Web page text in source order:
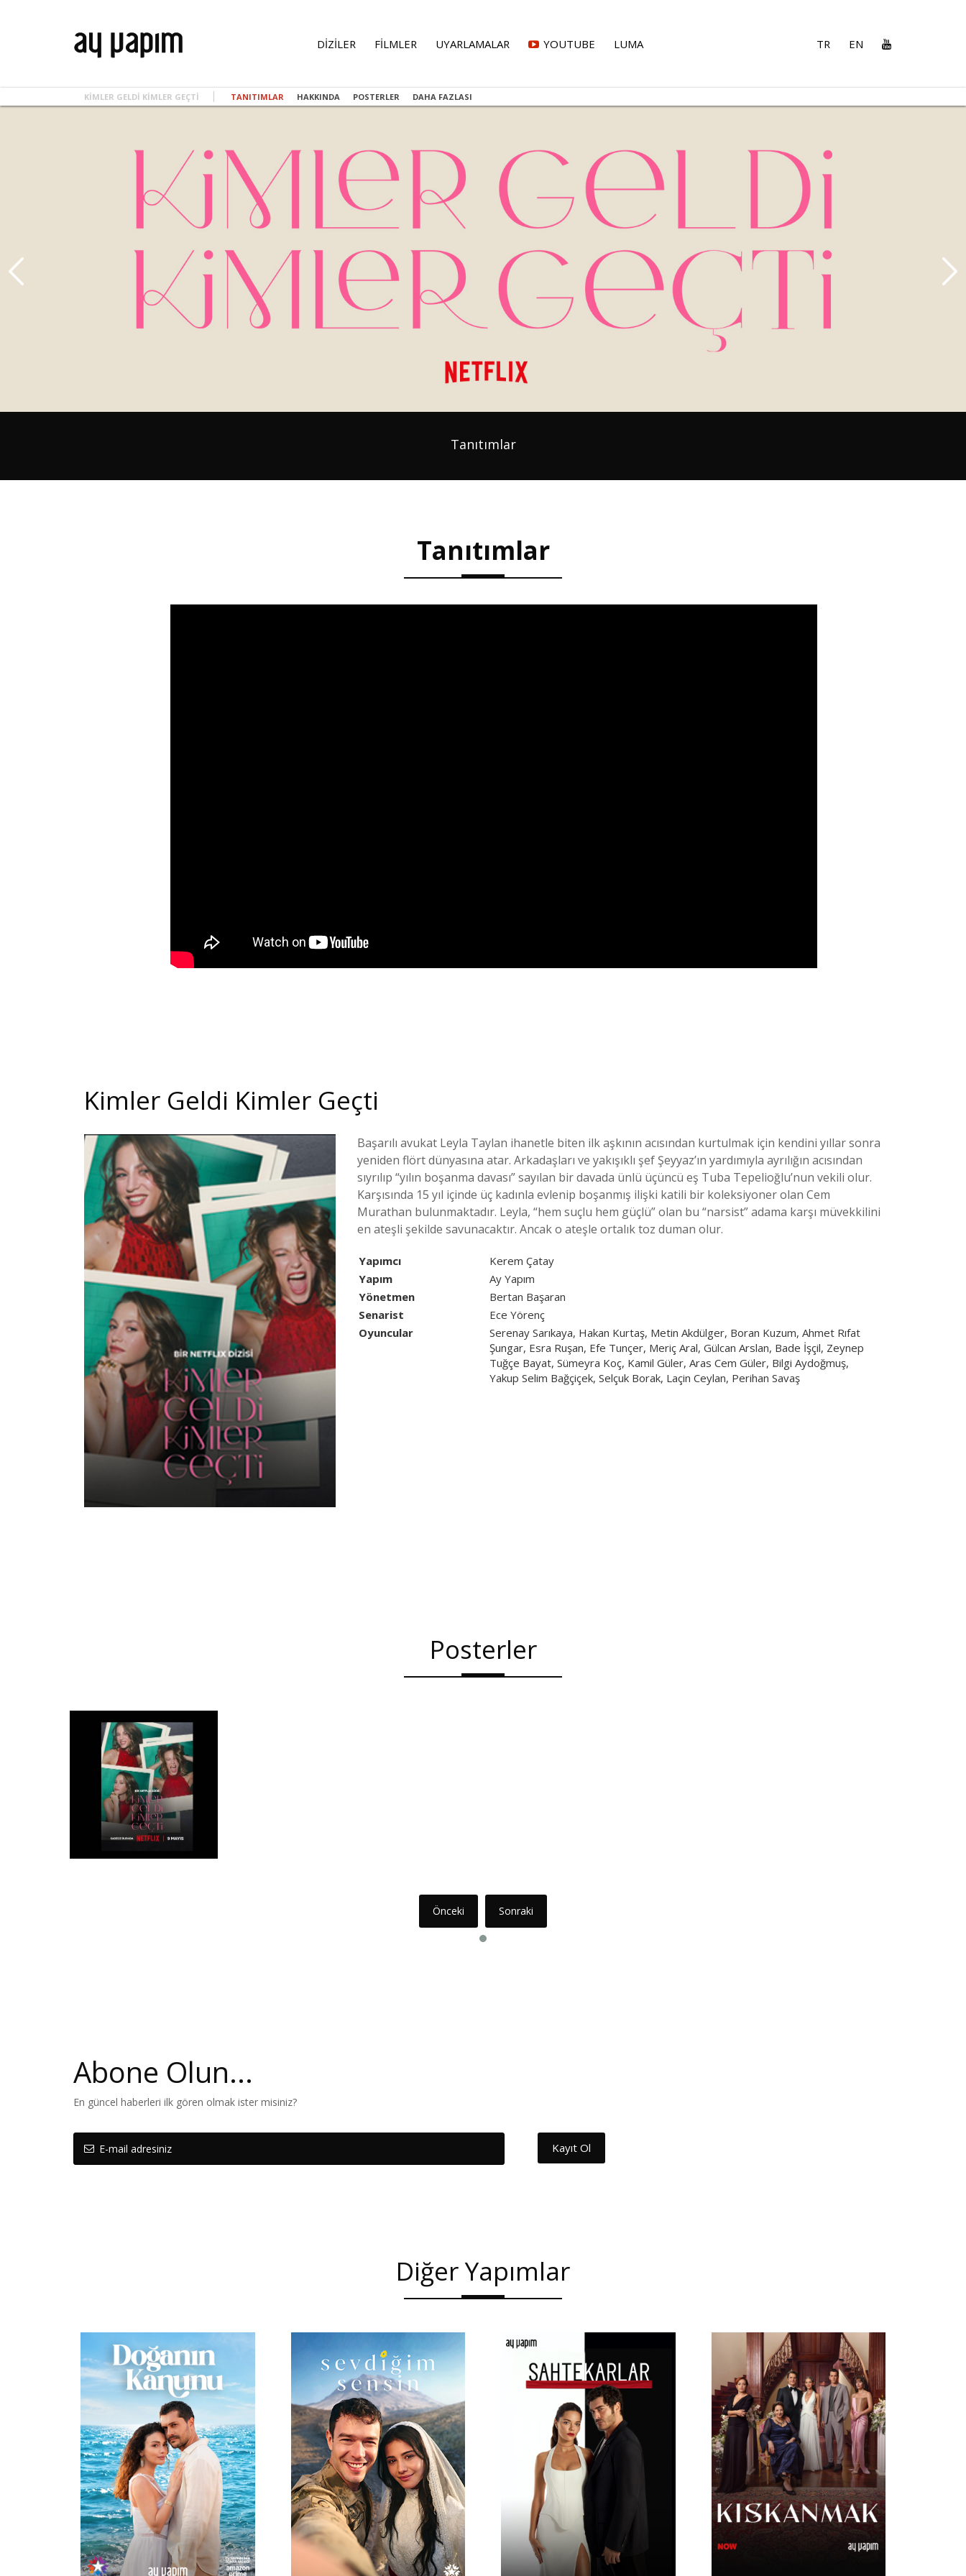
DİZİLER FİLMLER UYARLAMALAR YOUTUBE LUMA TR EN
KIMLER GELDI KIMLER GEÇTI TANITIMLAR HAKKINDA POSTERLER DAHA FAZLASI
Tanıtımlar
Tanıtımlar
Kimler Geldi Kimler Geçti
Başarılı avukat Leyla Taylan ihanetle biten ilk aşkının acısından kurtulmak için kendini yıllar sonra
yeniden flört dünyasına atar. Arkadaşları ve yakışıklı şef Şeyyaz’ın yardımıyla ayrılığın acısından
sıyrılıp “yılın boşanma davası” sayılan bir davada ünlü üçüncü eş Tuba Tepelioğlu’nun vekili olur.
Karşısında 15 yıl içinde üç kadınla evlenip boşanmış ilişki katili bir koleksiyoner olan Cem
Murathan bulunmaktadır. Leyla, “hem suçlu hem güçlü” olan bu “narsist” adama karşı müvekkilini
en ateşli şekilde savunacaktır. Ancak o ateşle ortalık toz duman olur.
Yapımcı
Kerem Çatay
Yapım
Ay Yapım
Yönetmen
Bertan Başaran
Senarist
Ece Yörenç
Oyuncular
Serenay Sarıkaya, Hakan Kurtaş, Metin Akdülger, Boran Kuzum, Ahmet Rıfat
Şungar, Esra Ruşan, Efe Tunçer, Meriç Aral, Gülcan Arslan, Bade İşçil, Zeynep
Tuğçe Bayat, Sümeyra Koç, Kamil Güler, Aras Cem Güler, Bilgi Aydoğmuş,
Yakup Selim Bağçiçek, Selçuk Borak, Laçin Ceylan, Perihan Savaş
Posterler
Önceki Sonraki
Abone Olun...
En güncel haberleri ilk gören olmak ister misiniz?
Kayıt Ol
Diğer Yapımlar